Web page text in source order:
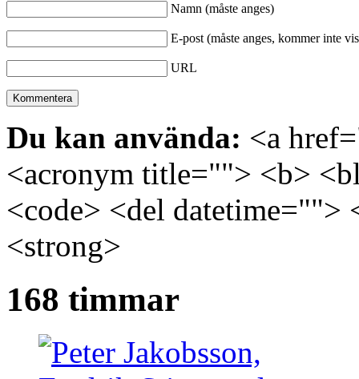
Namn (måste anges)
E-post (måste anges, kommer inte
URL
Du kan använda: <a
<acronym title=""> <b>
<code> <del
<strong>
168 timmar